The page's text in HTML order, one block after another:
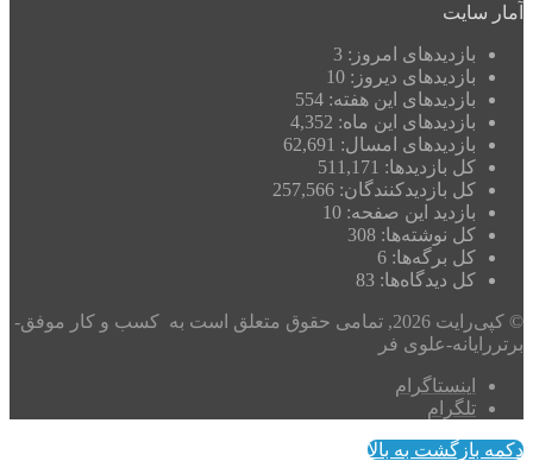
آمار سایت
بازدیدهای امروز: 3
بازدیدهای دیروز: 10
بازدیدهای این هفته: 554
بازدیدهای این ماه: 4,352
بازدیدهای امسال: 62,691
کل بازدیدها: 511,171
کل بازدیدکنند‌گان: 257,566
بازدید این صفحه: 10
کل نوشته‌ها: 308
کل برگه‌ها: 6
کل دیدگاه‌ها: 83
© کپی‌رایت 2026, تمامی حقوق متعلق است به کسب و کار موفق-
برتررایانه-علوی فر
اینستاگرام
تلگرام
دکمه بازگشت به بالا